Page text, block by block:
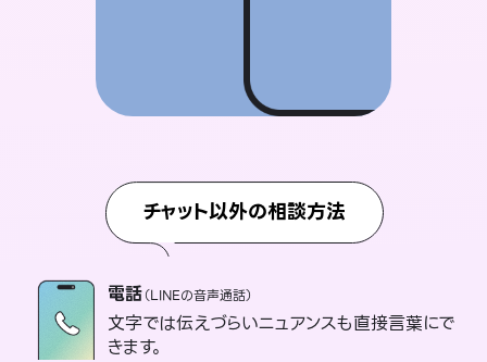
チャット以外の相談方法
電話（LINEの音声通話）
文字では伝えづらいニュアンスも直接言葉にで
きます。